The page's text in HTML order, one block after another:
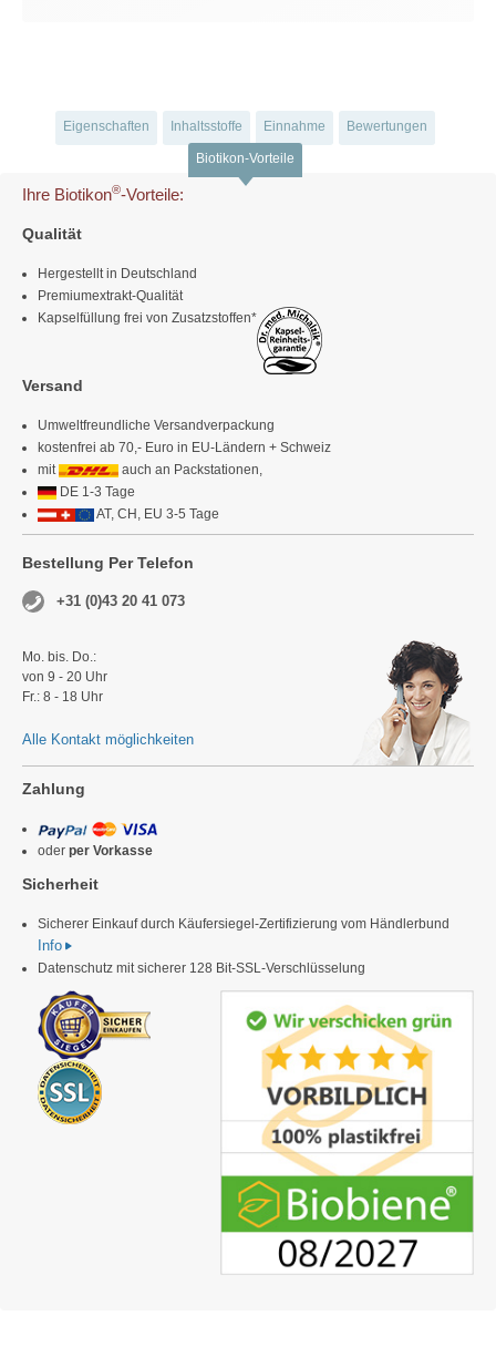
Eigenschaften Inhaltsstoffe Einnahme Bewertungen
Biotikon-Vorteile
Ihre Biotikon®-Vorteile:
Qualität
Hergestellt in Deutschland
Premiumextrakt-Qualität
Kapselfüllung frei von Zusatzstoffen*
Versand
Umweltfreundliche Versandverpackung
kostenfrei ab 70,- Euro in EU-Ländern + Schweiz
mit
auch an Packstationen,
DE 1-3 Tage
AT, CH, EU 3-5 Tage
Bestellung Per Telefon
+31 (0)43 20 41 073
Mo. bis. Do.:
von 9 - 20 Uhr
Fr.: 8 - 18 Uhr
Alle Kontakt möglichkeiten
Zahlung
oder per Vorkasse
Sicherheit
Sicherer Einkauf durch Käufersiegel-Zertifizierung vom Händlerbund
Info
Datenschutz mit sicherer 128 Bit-SSL-Verschlüsselung